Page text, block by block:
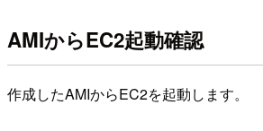
AMIからEC2起動確認
作成したAMIからEC2を起動します。